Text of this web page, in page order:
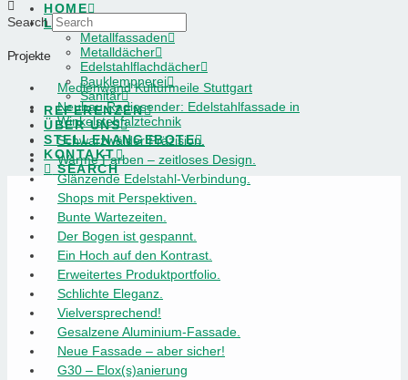
HOME
LEISTUNGEN
Metallfassaden
Metalldächer
Edelstahlflachdächer
Bauklempnerei
Sanitär
REFERENZEN
ÜBER UNS
STELLENANGEBOTE
KONTAKT
SEARCH
Search
Projekte
Medienwand Kulturmeile Stuttgart
Neubau Radiosender: Edelstahlfassade in
Winkelstehfalztechnik
Schwarzwälder Präzision.
Warme Farben – zeitloses Design.
Glänzende Edelstahl-Verbindung.
Shops mit Perspektiven.
Bunte Wartezeiten.
Der Bogen ist gespannt.
Ein Hoch auf den Kontrast.
Erweitertes Produktportfolio.
Schlichte Eleganz.
Vielversprechend!
Gesalzene Aluminium-Fassade.
Neue Fassade – aber sicher!
G30 – Elox(s)anierung